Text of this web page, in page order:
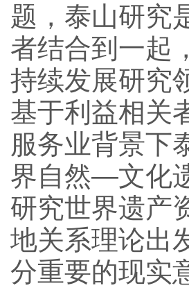
题，泰山研究
者结合到一起
持续发展研究
基于利益相关
服务业背景下
界自然―文化
研究世界遗产
地关系理论出
分重要的现实